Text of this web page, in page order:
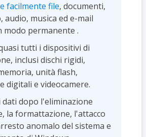
facilmente file, documenti,
audio, musica ed e-mail
modo permanente .
tutti i dispositivi di
inclusi dischi rigidi,
unità flash,
digitali e videocamere.
dati dopo l'eliminazione
la formattazione, l'attacco
anomalo del sistema e